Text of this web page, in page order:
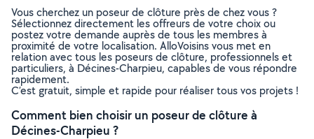
Vous cherchez un poseur de clôture près de chez vous ?
Sélectionnez directement les offreurs de votre choix ou
postez votre demande auprès de tous les membres à
proximité de votre localisation. AlloVoisins vous met en
relation avec tous les poseurs de clôture, professionnels et
particuliers, à Décines-Charpieu, capables de vous répondre
rapidement.
C’est gratuit, simple et rapide pour réaliser tous vos projets !
Comment bien choisir un poseur de clôture à
Décines-Charpieu ?